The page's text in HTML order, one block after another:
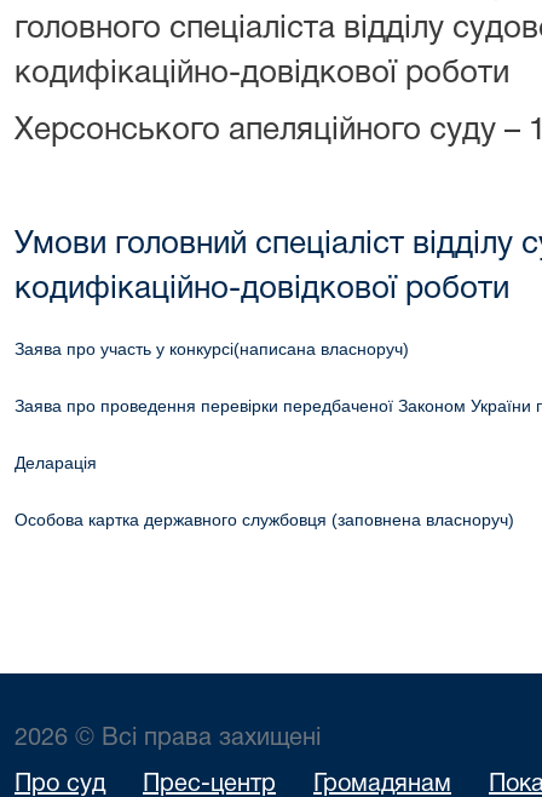
головного спеціаліста відділу
кодифікаційно-довідкової роботи
Херсонського апеляційного суду –
Умови головний спеціаліст відділу
кодифікаційно-довідкової роботи
Заява про участь у конкурсі(написана власноруч)
Заява про проведення перевірки передбаченої Законом
Деларація
Особова картка державного службовця (заповнена власноруч)
2026 © Всі права захищені
Про суд Прес-центр Громадянам